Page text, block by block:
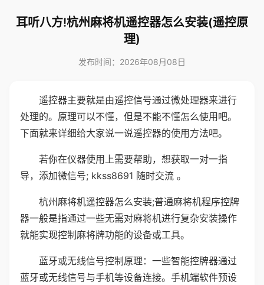
耳听八方!杭州麻将机遥控器怎么安装(遥控原
理)
发布时间：2026年08月08日
遥控器主要就是由遥控信号通过微处理器来进行
处理的。原理可以不懂，但是不能不懂怎么使用吧。
下面就来详细给大家说一说遥控器的使用方法吧。
若你在仪器使用上需要帮助，想获取一对一指
导，添加微信号; kkss8691 随时交流 。
杭州麻将机遥控器怎么安装;普通麻将机程序控牌
器一般是指通过一些无需对麻将机进行复杂安装操作
就能实现控制麻将牌功能的设备或工具。
蓝牙或无线信号控制原理：一些智能控牌器通过
蓝牙或无线信号与手机等设备连接。手机端软件预设